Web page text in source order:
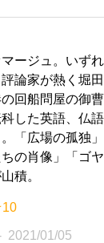
ージュ。いず
論家が熱く堀
回船問屋の御
した英語、仏
「広場の孤独
ちの肖像」「ゴ
積。
2021/01/05